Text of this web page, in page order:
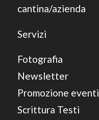
cantina/azienda
Servizi
Fotografia
Newsletter
Promozione eventi
Scrittura Testi